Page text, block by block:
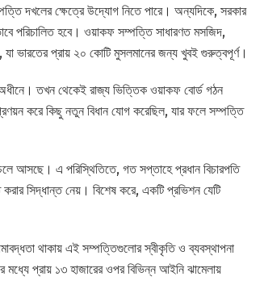
দখলের ক্ষেত্রে উদ্যোগ নিতে পারে। অন্যদিকে, সরকার
পরিচালিত হবে। ওয়াকফ সম্পত্তি সাধারণত মসজিদ,
যা ভারতের প্রায় ২০ কোটি মুসলমানের জন্য খুবই গুরুত্বপূর্ণ।
তখন থেকেই রাজ্য ভিত্তিক ওয়াকফ বোর্ড গঠন
করে কিছু নতুন বিধান যোগ করেছিল, যার ফলে সম্পত্তি
আসছে। এ পরিস্থিতিতে, গত সপ্তাহে প্রধান বিচারপতি
সিদ্ধান্ত নেয়। বিশেষ করে, একটি প্রভিশন যেটি
থাকায় এই সম্পত্তিগুলোর স্বীকৃতি ও ব্যবস্থাপনা
প্রায় ১৩ হাজারের ওপর বিভিন্ন আইনি ঝামেলায়